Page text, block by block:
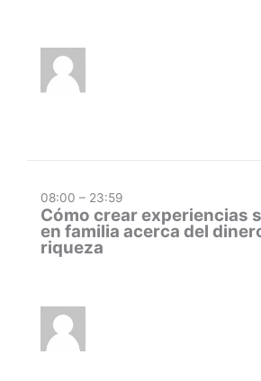
08:00 – 23:59
Cómo crear experiencias
en familia acerca del
riqueza